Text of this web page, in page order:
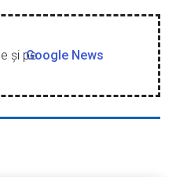
şi peGoogle News